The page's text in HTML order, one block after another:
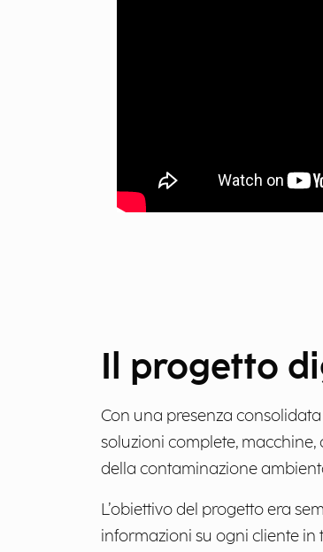
Il progetto
Con una presenza
soluzioni complete,
della contaminazione
L’obiettivo del progetto era
informazioni su ogni cliente in